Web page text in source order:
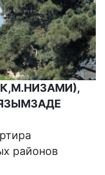
районов